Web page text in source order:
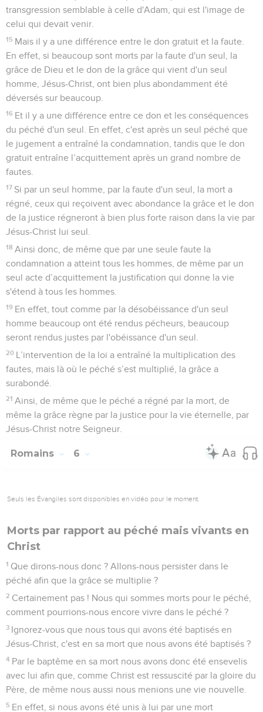
transgression semblable à celle d'Adam, qui est l'image de
celui qui devait venir.
15 Mais il y a une différence entre le don gratuit et la faute.
En effet, si beaucoup sont morts par la faute d'un seul, la
grâce de Dieu et le don de la grâce qui vient d'un seul
homme, Jésus-Christ, ont bien plus abondamment été
déversés sur beaucoup.
16 Et il y a une différence entre ce don et les conséquences
du péché d'un seul. En effet, c'est après un seul péché que
le jugement a entraîné la condamnation, tandis que le don
gratuit entraîne l’acquittement après un grand nombre de
fautes.
17 Si par un seul homme, par la faute d'un seul, la mort a
régné, ceux qui reçoivent avec abondance la grâce et le don
de la justice régneront à bien plus forte raison dans la vie par
Jésus-Christ lui seul.
18 Ainsi donc, de même que par une seule faute la
condamnation a atteint tous les hommes, de même par un
seul acte d’acquittement la justification qui donne la vie
s'étend à tous les hommes.
19 En effet, tout comme par la désobéissance d'un seul
homme beaucoup ont été rendus pécheurs, beaucoup
seront rendus justes par l'obéissance d'un seul.
20 L’intervention de la loi a entraîné la multiplication des
fautes, mais là où le péché s’est multiplié, la grâce a
surabondé.
21 Ainsi, de même que le péché a régné par la mort, de
même la grâce règne par la justice pour la vie éternelle, par
Jésus-Christ notre Seigneur.
Romains 6
Seuls les Évangiles sont disponibles en vidéo pour le moment.
Morts par rapport au péché mais vivants en
Christ
1 Que dirons-nous donc ? Allons-nous persister dans le
péché afin que la grâce se multiplie ?
2 Certainement pas ! Nous qui sommes morts pour le péché,
comment pourrions-nous encore vivre dans le péché ?
3 Ignorez-vous que nous tous qui avons été baptisés en
Jésus-Christ, c'est en sa mort que nous avons été baptisés ?
4 Par le baptême en sa mort nous avons donc été ensevelis
avec lui afin que, comme Christ est ressuscité par la gloire du
Père, de même nous aussi nous menions une vie nouvelle.
5 En effet, si nous avons été unis à lui par une mort